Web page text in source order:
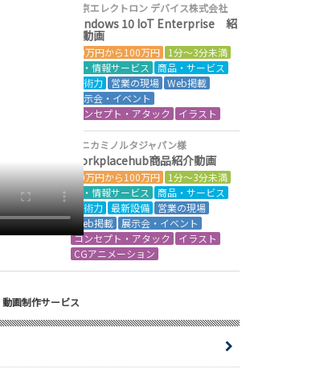
東京エレクトロン デバイス株式会社
Windows 10 IoT Enterprise 紹
介動画
50万円から100万円
1分～3分未満
IT・情報サービス
商品・サービス
技術力
営業の現場 Web掲載
展示会・イベント
コンセプト・アタック
イラスト
コニカミノルタジャパン様
Workplacehub商品紹介動画
50万円から100万円
1分～3分未満
IT・情報サービス
商品・サービス
技術力 最新設備
営業の現場
Web掲載
展示会・イベント
コンセプト・アタック
イラスト
CGアニメーション
動画制作サービス